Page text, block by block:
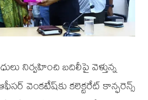
నిర్వహించి బదిలీపై వెళ్తున్న
వెంకటేష్‌కు కలెక్టరేట్ కాన్ఫరెన్స్